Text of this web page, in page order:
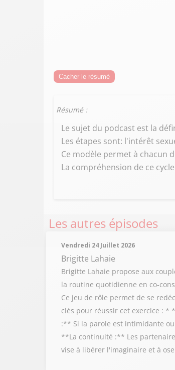
Cacher le résumé
Résumé :
Le sujet du podcast est la
Les étapes sont: l'intérêt
Ce modèle permet à chacun
La compréhension de ce
Les autres épisodes
Vendredi 24 Juillet 2026
Brigitte Lahaie
Brigitte Lahaie propose aux
la routine quotidienne en co-
Ce jeu de rôle permet de se
clés pour réussir cet exercice :
:** Si la parole est intimidante
**La continuité :** Les
vise à libérer l'imaginaire et à